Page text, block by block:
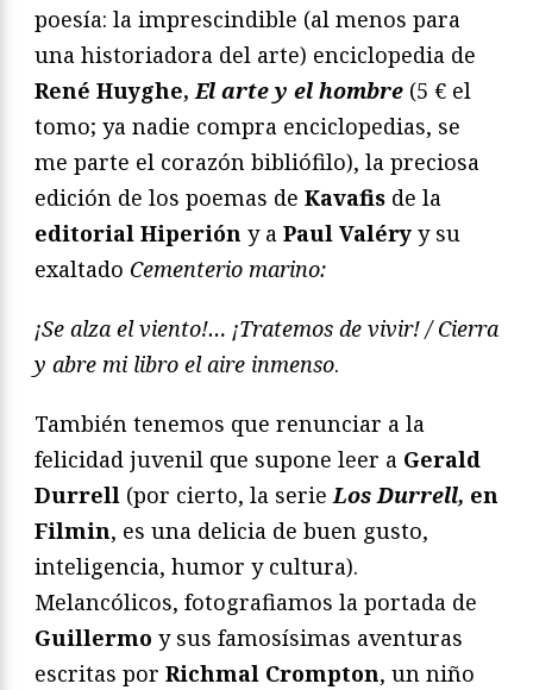
poesía: la imprescindible (al menos para
una historiadora del arte) enciclopedia de
René Huyghe,El arte y el hombre (5 € el
tomo; ya nadie compra enciclopedias, se
me parte el corazón bibliófilo), la preciosa
edición de los poemas de Kavafis de la
editorial Hiperión y a Paul Valéry y su
exaltado Cementerio marino:
¡Se alza el viento!… ¡Tratemos de vivir! / Cierra
y abre mi libro el aire inmenso.
También tenemos que renunciar a la
felicidad juvenil que supone leer a Gerald
Durrell (por cierto, la serieLos Durrell, en
Filmin, es una delicia de buen gusto,
inteligencia, humor y cultura).
Melancólicos, fotografiamos la portada de
Guillermo y sus famosísimas aventuras
escritas por Richmal Crompton, un niño